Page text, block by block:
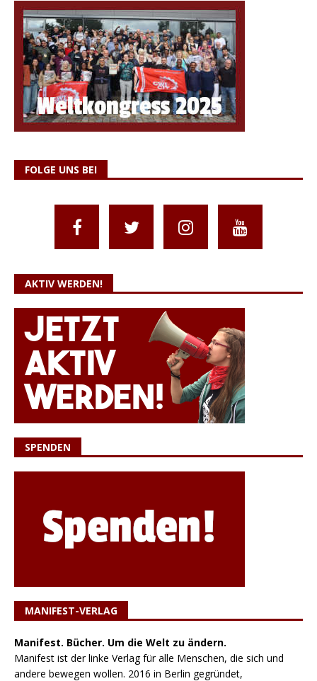
FOLGE UNS BEI
AKTIV WERDEN!
SPENDEN
MANIFEST-VERLAG
Manifest. Bücher. Um die Welt zu ändern.
Manifest ist der linke Verlag für alle Menschen, die sich und
andere bewegen wollen. 2016 in Berlin gegründet,